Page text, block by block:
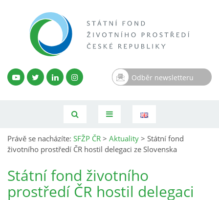
Odběr newsletteru
Právě se nacházíte: SFŽP ČR > Aktuality > Státní fond
životního prostředí ČR hostil delegaci ze Slovenska
Státní fond životního
prostředí ČR hostil delegaci